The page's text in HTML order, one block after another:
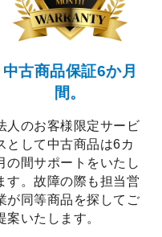
中古商品保証6か月
間。
人のお客様限定サービ
として中古商品は6カ
の間サポートをいたし
す。故障の際も担当営
が同等商品を探してご
案いたします。